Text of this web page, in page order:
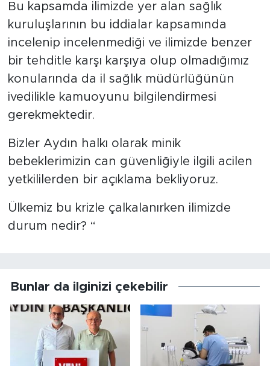
Bu kapsamda ilimizde yer alan sağlık
kuruluşlarının bu iddialar kapsamında
incelenip incelenmediği ve ilimizde benzer
bir tehditle karşı karşıya olup olmadığımız
konularında da il sağlık müdürlüğünün
ivedilikle kamuoyunu bilgilendirmesi
gerekmektedir.
Bizler Aydın halkı olarak minik
bebeklerimizin can güvenliğiyle ilgili acilen
yetkililerden bir açıklama bekliyoruz.
Ülkemiz bu krizle çalkalanırken ilimizde
durum nedir? “
Bunlar da ilginizi çekebilir